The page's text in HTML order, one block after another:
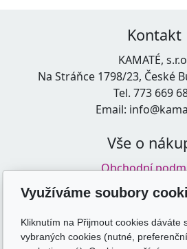
Kontakt
KAMATÉ,
Na Stráňce 1798/23, České
Tel. 773 669
Email:
Vše o
Obchodní
Zásady zpracování
Doprava a
Využíváme soubory
Kliknutím na Přijmout cookies dáváte
vybraných cookies (nutné,